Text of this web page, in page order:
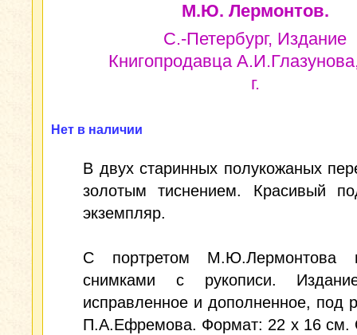
М.Ю. Лермонтов.
С.-Петербург, Издание
Книгопродавца
г.
Нет в наличии
В двух старинных полукожаных
золотым тиснением. Красивый
экземпляр.
С портретом М.Ю.Лермонтова
снимками с рукописи.
исправленное и дополненное, под
П.А.Ефремова. Формат: 22 х 16 см.